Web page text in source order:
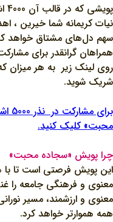
نیات کریمانه شما خیرین ،
سهم دل‌های مشتاق خواهد
همراهان گرانقدر برای
روی لینک زیر به هر میزان که
شریک شوید.
محبت» کلیک کنید.
چرا پویش «سجاده محبت»
این پویش فرصتی است تا با
معنوی و فرهنگی جامعه را
معنوی و ارزشمند، مسیر
همه هموارتر خواهد کرد.